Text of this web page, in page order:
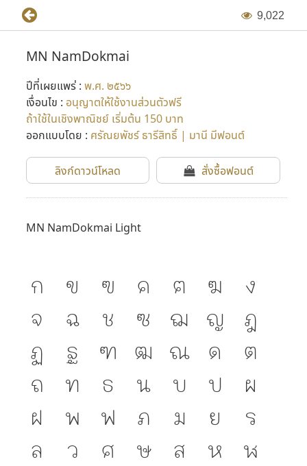
9,022
MN NamDokmai
ปีที่เผยแพร่ : พ.ศ. ๒๕๖๖
เงื่อนไข : อนุญาตให้ใช้งานส่วนตัวฟรี
ถ้าใช้ในเชิงพาณิชย์ เริ่มต้น 150 บาท
ออกแบบโดย : ศรัณยพัชร์ ธารีสิทธิ์ | มานี มีฟอนต์
ลิงก์ดาวน์โหลด สั่งซื้อฟอนต์
MN NamDokmai Light
ก ข ฃ ค ฅ ฆ
ง
จ
ฉ ช ซ ฌ ญ
ฎ
ฏ
ฐ ฑ ฒ ณ ด
ต
ถ
ท ธ น บ ป
ผ
ฝ
พ ฟ ภ ม ย
ร
ล
ว ศ ษ ส ห
ฬ